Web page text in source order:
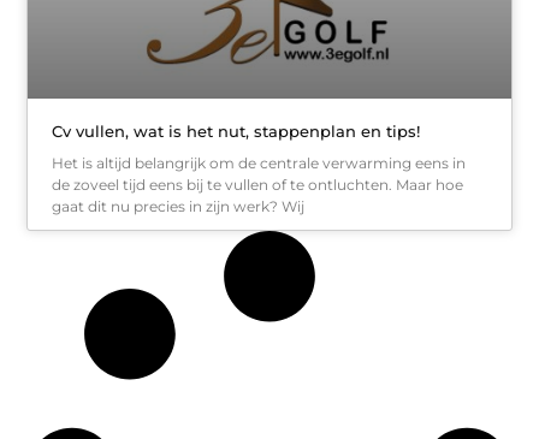
Cv vullen, wat is het nut, stappenplan en tips!
Het is altijd belangrijk om de centrale verwarming eens in
de zoveel tijd eens bij te vullen of te ontluchten. Maar hoe
gaat dit nu precies in zijn werk? Wij